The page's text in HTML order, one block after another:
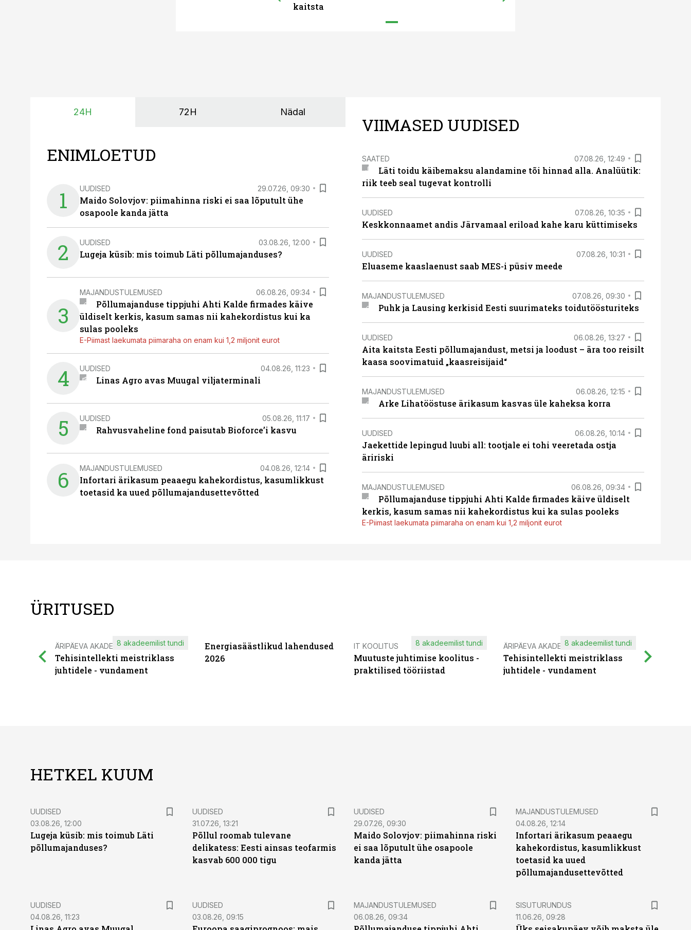
kaitsta
24H 72H Nädal
ENIMLOETUD
1 UUDISED 29.07.26, 09:30
Maido Solovjov: piimahinna riski ei saa lõputult ühe
osapoole kanda jätta
2 UUDISED 03.08.26, 12:00
Lugeja küsib: mis toimub Läti põllumajanduses?
3
MAJANDUSTULEMUSED 06.08.26, 09:34
Põllumajanduse tippjuhi Ahti Kalde firmades käive
üldiselt kerkis, kasum samas nii kahekordistus kui ka
sulas pooleks
E-Piimast laekumata piimaraha on enam kui 1,2 miljonit eurot
4 UUDISED 04.08.26, 11:23
Linas Agro avas Muugal viljaterminali
5 UUDISED 05.08.26, 11:17
Rahvusvaheline fond paisutab Bioforce’i kasvu
6 MAJANDUSTULEMUSED 04.08.26, 12:14
Infortari ärikasum peaaegu kahekordistus, kasumlikkust
toetasid ka uued põllumajandusettevõtted
VIIMASED UUDISED
SAATED 07.08.26, 12:49
Läti toidu käibemaksu alandamine tõi hinnad alla. Analüütik:
riik teeb seal tugevat kontrolli
UUDISED 07.08.26, 10:35
Keskkonnaamet andis Järvamaal eriload kahe karu küttimiseks
UUDISED 07.08.26, 10:31
Eluaseme kaaslaenust saab MES-i püsiv meede
MAJANDUSTULEMUSED 07.08.26, 09:30
Puhk ja Lausing kerkisid Eesti suurimateks toidutöösturiteks
UUDISED 06.08.26, 13:27
Aita kaitsta Eesti põllumajandust, metsi ja loodust – ära too reisilt
kaasa soovimatuid „kaasreisijaid“
MAJANDUSTULEMUSED 06.08.26, 12:15
Arke Lihatööstuse ärikasum kasvas üle kaheksa korra
UUDISED 06.08.26, 10:14
Jaekettide lepingud luubi all: tootjale ei tohi veeretada ostja
äririski
MAJANDUSTULEMUSED 06.08.26, 09:34
Põllumajanduse tippjuhi Ahti Kalde firmades käive üldiselt
kerkis, kasum samas nii kahekordistus kui ka sulas pooleks
E-Piimast laekumata piimaraha on enam kui 1,2 miljonit eurot
ÜRITUSED
ÄRIPÄEVA AKADEEMIA
Tehisintellekti meistriklass
juhtidele - vundament
8 akadeemilist tundi
Energiasäästlikud lahendused
2026
IT KOOLITUS
Muutuste juhtimise koolitus -
praktilised tööriistad
8 akadeemilist tundi ÄRIPÄEVA AKADEEMIA
Tehisintellekti meistriklass
juhtidele - vundament
8 akadeemilist tundi
HETKEL KUUM
UUDISED
03.08.26, 12:00
Lugeja küsib: mis toimub Läti
põllumajanduses?
UUDISED
31.07.26, 13:21
Põllul roomab tulevane
delikatess: Eesti ainsas teofarmis
kasvab 600 000 tigu
UUDISED
29.07.26, 09:30
Maido Solovjov: piimahinna riski
ei saa lõputult ühe osapoole
kanda jätta
MAJANDUSTULEMUSED
04.08.26, 12:14
Infortari ärikasum peaaegu
kahekordistus, kasumlikkust
toetasid ka uued
põllumajandusettevõtted
UUDISED
04.08.26, 11:23
UUDISED
03.08.26, 09:15
MAJANDUSTULEMUSED
06.08.26, 09:34
ST
SISUTURUNDUS
11.06.26, 09:28